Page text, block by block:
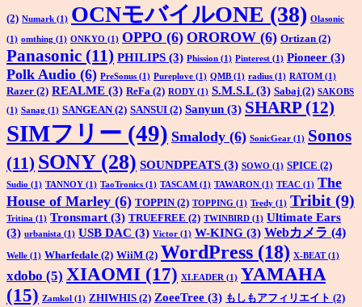
(2) Numark (1) OCNモバイルONE (38) Olasonic
(1) omthing (1) ONKYO (1) OPPO (6) OROROW (6) Ortizan (2)
Panasonic (11) PHILIPS (3) Phission (1) Pinterest (1) Pioneer (3)
Polk Audio (6) PreSonus (1) Pureplove (1) QMB (1) radius (1) RATOM (1)
Razer (2) REALME (3) ReFa (2) RODY (1) S.M.S.L(3) Sabaj (2) SAKOBS
(1) Sanag (1) SANGEAN(2) SANSUI (2) Sanyun (3) SHARP(12)
SIMフリー (49) Smalody (6) SonicGear (1) Sonos
(11) SONY(28) SOUNDPEATS (3) SOWO (1) SPICE (2)
Sudio (1) TANNOY (1) TaoTronics (1) TASCAM (1) TAWARON (1) TEAC (1) The
House of Marley (6) TOPPIN(2) TOPPING (1) Tredy (1) Tribit (9)
Tritina (1) Tronsmart (3) TRUEFREE (2) TWINBIRD (1) Ultimate Ears
(3) urbanista (1) USB DAC (3) Victor (1) W-KING (3) Webカメラ (4)
Welle (1) Wharfedale (2) WiiM (2) WordPress (18) X-BEAT(1)
xdobo (5) XIAOMI (17) XLEADER (1) YAMAHA
(15) Zamkol (1) ZHIWHIS (2) ZoeeTree (3) もしもアフィリエイト (2)